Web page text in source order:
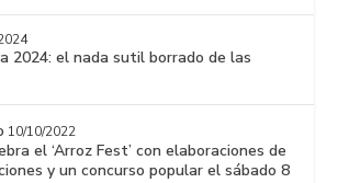
2024: el nada sutil borrado de las
10/10/2022
el ‘Arroz Fest’ con elaboraciones de
y un concurso popular el sábado 8